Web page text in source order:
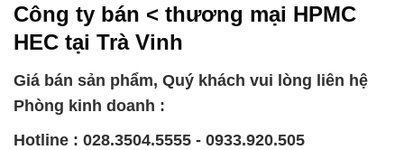
Công ty bán < thương mại HPMC
HEC tại Trà Vinh
Giá bán sản phẩm, Quý khách vui lòng liên hệ
Phòng kinh doanh :
Hotline : 028.3504.5555 - 0933.920.505